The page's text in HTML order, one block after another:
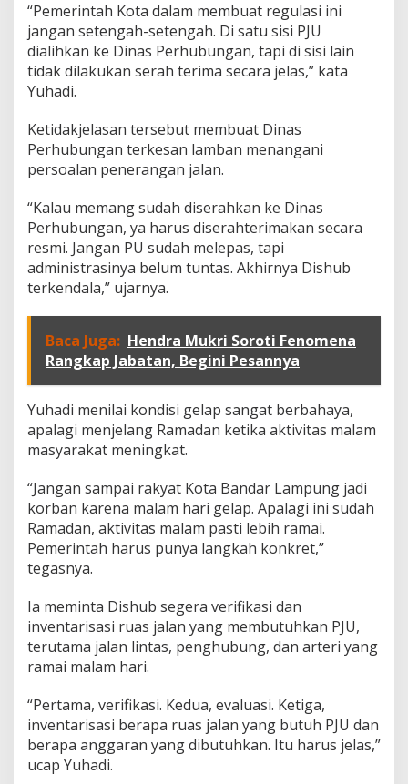
m
p
u
n
s
a
k
s
h
u
b
e
g
r
a
r
b
a
i
P
J
U
“Pemerintah Kota dalam membuat regulasi ini
jangan setengah-setengah. Di satu sisi PJU
dialihkan ke Dinas Perhubungan, tapi di sisi lain
tidak dilakukan serah terima secara jelas,” kata
Yuhadi.
Ketidakjelasan tersebut membuat Dinas
Perhubungan terkesan lamban menangani
persoalan penerangan jalan.
“Kalau memang sudah diserahkan ke Dinas
Perhubungan, ya harus diserahterimakan secara
resmi. Jangan PU sudah melepas, tapi
administrasinya belum tuntas. Akhirnya Dishub
terkendala,” ujarnya.
Baca Juga: Hendra Mukri Soroti Fenomena
Rangkap Jabatan, Begini Pesannya
Yuhadi menilai kondisi gelap sangat berbahaya,
apalagi menjelang Ramadan ketika aktivitas malam
masyarakat meningkat.
“Jangan sampai rakyat Kota Bandar Lampung jadi
korban karena malam hari gelap. Apalagi ini sudah
Ramadan, aktivitas malam pasti lebih ramai.
Pemerintah harus punya langkah konkret,”
tegasnya.
Ia meminta Dishub segera verifikasi dan
inventarisasi ruas jalan yang membutuhkan PJU,
terutama jalan lintas, penghubung, dan arteri yang
ramai malam hari.
“Pertama, verifikasi. Kedua, evaluasi. Ketiga,
inventarisasi berapa ruas jalan yang butuh PJU dan
berapa anggaran yang dibutuhkan. Itu harus jelas,”
ucap Yuhadi.